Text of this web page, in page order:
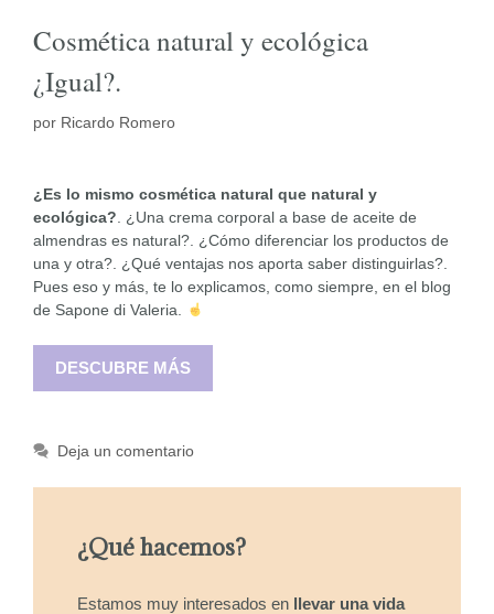
Cosmética natural y ecológica
¿Igual?.
por Ricardo Romero
¿Es lo mismo cosmética natural que natural y
ecológica? . ¿Una crema corporal a base de aceite de
almendras es natural?. ¿Cómo diferenciar los productos de
una y otra?. ¿Qué ventajas nos aporta saber distinguirlas?.
Pues eso y más, te lo explicamos, como siempre, en el blog
de Sapone di Valeria.
DESCUBRE MÁS
Deja un comentario
¿Qué hacemos?
Estamos muy interesados en llevar una vida